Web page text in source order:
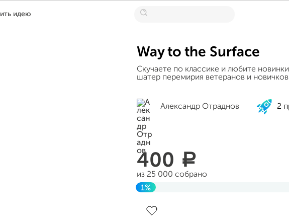
идею
Way to the Surface
Скучаете по классике и любите
шатер перемирия ветеранов и новичков
Александр Отраднов 2
400 a
из 25 000 собрано
1%